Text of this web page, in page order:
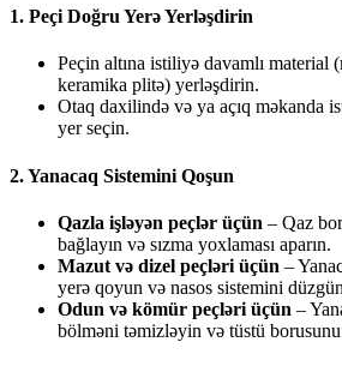
1. Peçi Doğru Yerə Yerləşdirin
Peçin altına istiliyə davamlı material
keramika plitə) yerləşdirin.
Otaq daxilində və ya açıq məkanda
yer seçin.
2. Yanacaq Sistemini Qoşun
Qazla işləyən peçlər üçün – Qaz
bağlayın və sızma yoxlaması aparın.
Mazut və dizel peçləri üçün –
yerə qoyun və nasos sistemini
Odun və kömür peçləri üçün –
bölməni təmizləyin və tüstü